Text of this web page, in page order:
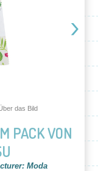
das Bild
PACK VON
Moda